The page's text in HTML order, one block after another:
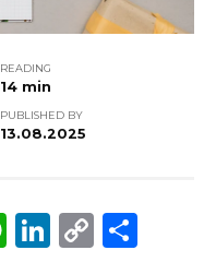
READING
14 min
PUBLISHED BY
13.08.2025
W Li C